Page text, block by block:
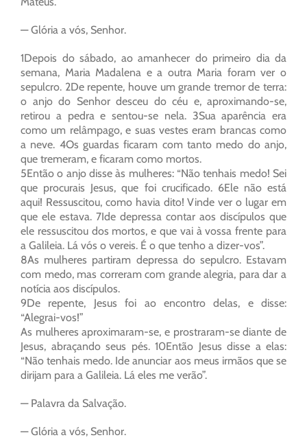
— Glória a vós, Senhor.
1Depois do sábado, ao amanhecer do primeiro dia da
semana, Maria Madalena e a outra Maria foram ver o
sepulcro. 2De repente, houve um grande tremor de terra:
o anjo do Senhor desceu do céu e, aproximando-se,
retirou a pedra e sentou-se nela. 3Sua aparência era
como um relâmpago, e suas vestes eram brancas como
a neve. 4Os guardas ficaram com tanto medo do anjo,
que tremeram, e ficaram como mortos.
5Então o anjo disse às mulheres: “Não tenhais medo! Sei
que procurais Jesus, que foi crucificado. 6Ele não está
aqui! Ressuscitou, como havia dito! Vinde ver o lugar em
que ele estava. 7Ide depressa contar aos discípulos que
ele ressuscitou dos mortos, e que vai à vossa frente para
a Galileia. Lá vós o vereis. É o que tenho a dizer-vos”.
8As mulheres partiram depressa do sepulcro. Estavam
com medo, mas correram com grande alegria, para dar a
notícia aos discípulos.
9De repente, Jesus foi ao encontro delas, e disse:
“Alegrai-vos!”
As mulheres aproximaram-se, e prostraram-se diante de
Jesus, abraçando seus pés. 10Então Jesus disse a elas:
“Não tenhais medo. Ide anunciar aos meus irmãos que se
dirijam para a Galileia. Lá eles me verão”.
— Palavra da Salvação.
— Glória a vós, Senhor.